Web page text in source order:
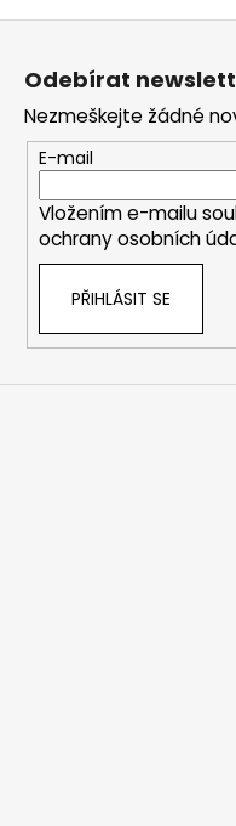
Z
Odebírat
Nezmeškejte žádné
E-mail
Vložením e-mailu
ochrany osobních
PŘIHLÁSIT SE